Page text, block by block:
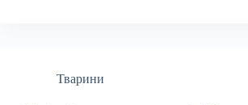
Тварини